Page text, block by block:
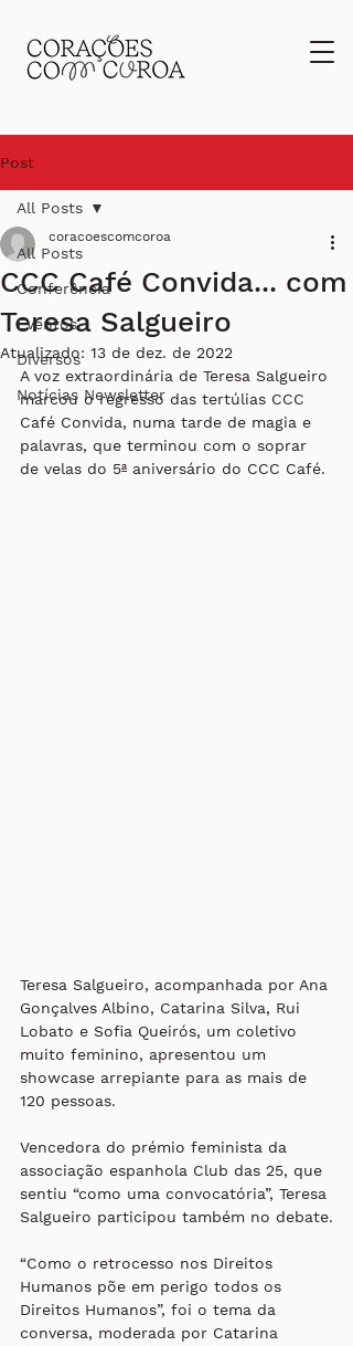
Post
All Posts
Conferência
Eventos
Diversos
Notícias Newsletter
All Posts
CCC Café Convida... com
Teresa Salgueiro
coracoescomcoroa
Atualizado: 13 de dez. de 2022
A voz extraordinária de Teresa Salgueiro
marcou o regresso das tertúlias CCC
Café Convida, numa tarde de magia e
palavras, que terminou com o soprar
de velas do 5ª aniversário do CCC Café.
Teresa Salgueiro, acompanhada por Ana
Gonçalves Albino, Catarina Silva, Rui
Lobato e Sofia Queirós, um coletivo
muito feminino, apresentou um
showcase arrepiante para as mais de
120 pessoas.
Vencedora do prémio feminista da
associação espanhola Club das 25, que
sentiu “como uma convocatória”, Teresa
Salgueiro participou também no debate.
“Como o retrocesso nos Direitos
Humanos põe em perigo todos os
Direitos Humanos”, foi o tema da
conversa, moderada por Catarina